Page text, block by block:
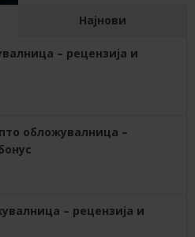
Најнови
– рецензија и
обложувалница –
– рецензија и